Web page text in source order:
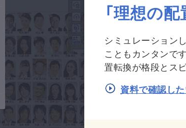
「理想の
シミュレーション
こともカンタンで
置転換が格段とス
資料で確認し